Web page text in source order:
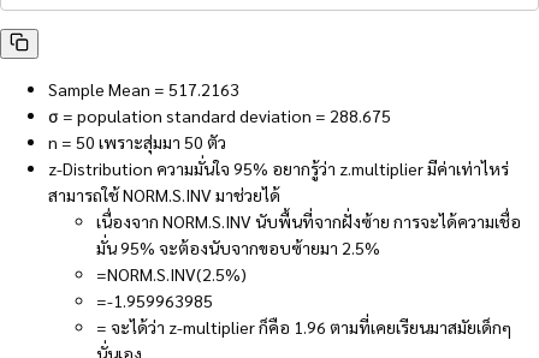
Sample Mean = 517.2163
σ = population standard deviation = 288.675
n = 50 เพราะสุ่มมา 50 ตัว
z-Distribution ความมั่นใจ 95% อยากรู้ว่า z.multiplier มีค่าเท่าไหร่
สามารถใช้ NORM.S.INV มาช่วยได้
เนื่องจาก NORM.S.INV นับพื้นที่จากฝั่งซ้าย การจะได้ความเชื่อ
มั่น 95% จะต้องนับจากขอบซ้ายมา 2.5%
=NORM.S.INV(2.5%)
=-1.959963985
= จะได้ว่า z-multiplier ก็คือ 1.96 ตามที่เคยเรียนมาสมัยเด็กๆ
นั่นเอง